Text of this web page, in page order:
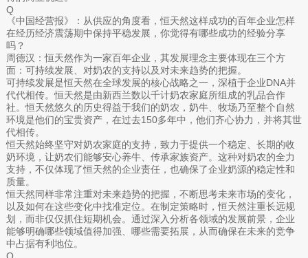
Q
《中国经营报》：从供应的角度看，恒天然这样成功的百年企业怎样
在经历经济震荡期中保持平稳发展，你觉得有哪些成功的经验分享
吗？
周德汉：恒天然作为一家百年企业，其发展理念主要体现在三个方
面：可持续发展、对奶农的支持以及对未来趋势的把握。
可持续发展是恒天然在全球发展的核心战略之一，深植于企业DNA并
代代相传。恒天然是由新西兰数以千计奶农家庭所组成的乳品合作
社。恒天然悠久的历史得益于我们的奶农，奶牛、牧场乃至整个自然
环境是他们的宝贵资产，在过去150多年中，他们齐心协力，并将其世
代相传。
恒天然始终坚守对奶农家庭的支持，致力于提供一个稳定、长期的收
奶环境，让奶农们能够安心养牛、传承家族资产。这种对奶农的全力
支持，不仅体现了恒天然的企业责任，也确保了企业奶源的稳定性和
质量。
恒天然同样非常注重对未来趋势的把握，不断思考未来市场的变化，
以及如何在这些变化中找准定位。在制定策略时，恒天然注重长远规
划，而非仅仅抓住短期机会。通过深入分析各领域的发展前景，企业
能够明确哪些领域值得加强、哪些需要拓展，从而确保在未来的竞争
中占据有利地位。